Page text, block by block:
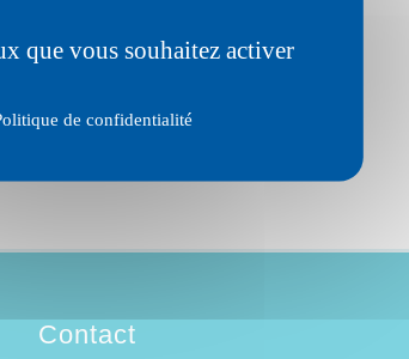
que vous souhaitez activer
de confidentialité
et le week-end
Contact